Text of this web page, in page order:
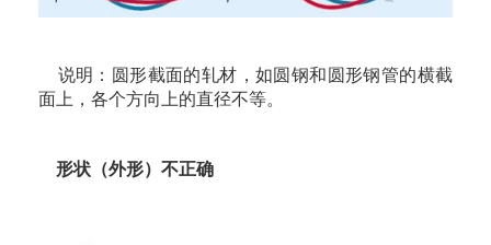
说明：圆形截面的轧材，如圆钢和圆形钢管的横截
面上，各个方向上的直径不等。
形状（外形）不正确